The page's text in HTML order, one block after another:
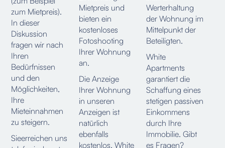
zum Mietpreis).
In dieser
Diskussion
fragen wir nach
Ihren
Bedürfnissen
und den
Möglichkeiten,
Ihre
Mieteinnahmen
zu steigern.
Sieerreichen uns
Mietpreis und
bieten ein
kostenloses
Fotoshooting
Ihrer Wohnung
an.
Die Anzeige
Ihrer Wohnung
in unseren
Anzeigen ist
natürlich
ebenfalls
kostenlos. White
Werterhaltung
der Wohnung im
Mittelpunkt der
Beteiligten.
White
Apartments
garantiert die
Schaffung eines
stetigen passiven
Einkommens
durch Ihre
Immobilie. Gibt
es Fragen?